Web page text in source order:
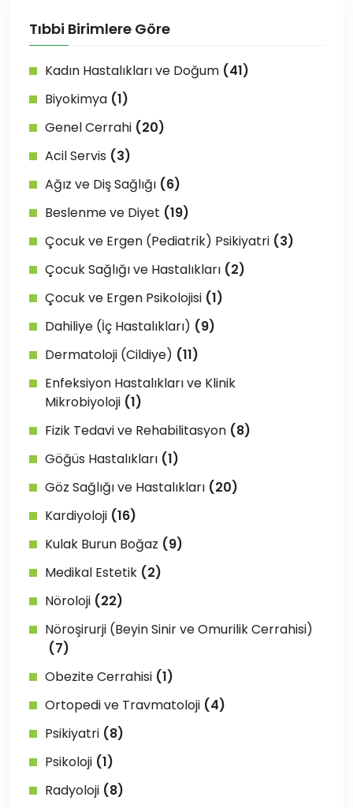
Tıbbi Birimlere Göre
Kadın Hastalıkları ve Doğum (41)
Biyokimya (1)
Genel Cerrahi (20)
Acil Servis (3)
Ağız ve Diş Sağlığı (6)
Beslenme ve Diyet (19)
Çocuk ve Ergen (Pediatrik) Psikiyatri (3)
Çocuk Sağlığı ve Hastalıkları (2)
Çocuk ve Ergen Psikolojisi (1)
Dahiliye (İç Hastalıkları) (9)
Dermatoloji (Cildiye) (11)
Enfeksiyon Hastalıkları ve Klinik
Mikrobiyoloji (1)
Fizik Tedavi ve Rehabilitasyon (8)
Göğüs Hastalıkları (1)
Göz Sağlığı ve Hastalıkları (20)
Kardiyoloji (16)
Kulak Burun Boğaz (9)
Medikal Estetik (2)
Nöroloji (22)
Nöroşirurji (Beyin Sinir ve Omurilik Cerrahisi)
(7)
Obezite Cerrahisi (1)
Ortopedi ve Travmatoloji (4)
Psikiyatri (8)
Psikoloji (1)
Radyoloji (8)